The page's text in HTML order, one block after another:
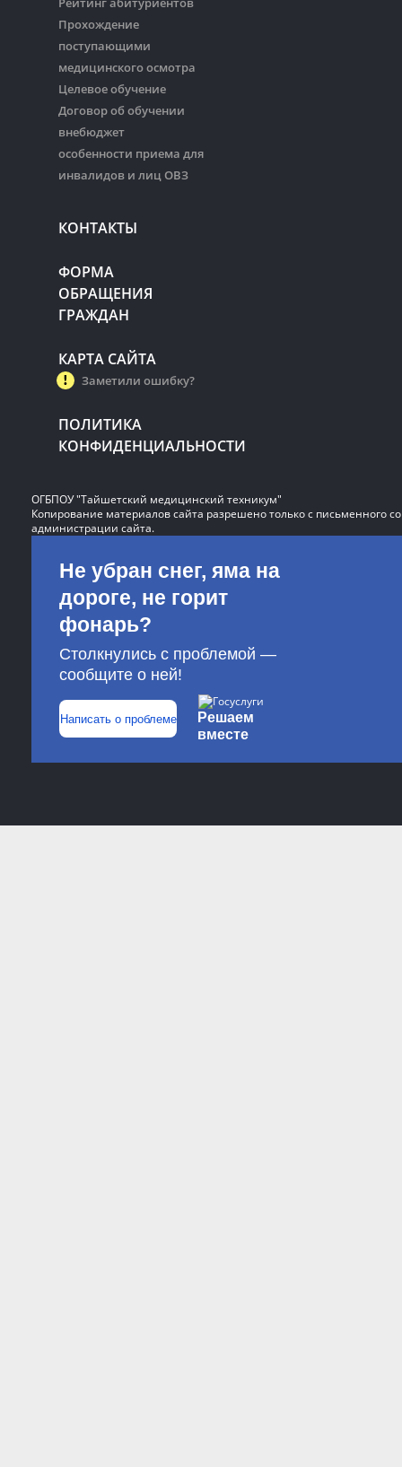
Прохождение
поступающими
медицинского осмотра
Целевое обучение
Договор об обучении
внебюджет
особенности приема для
инвалидов и лиц ОВЗ
КОНТАКТЫ
ФОРМА
ОБРАЩЕНИЯ
ГРАЖДАН
КАРТА САЙТА
Заметили ошибку?
ПОЛИТИКА
КОНФИДЕНЦИАЛЬНОСТИ
ОГБПОУ "Тайшетский медицинский техникум"
Копирование материалов сайта разрешено только с письменного
администрации сайта.
Не убран снег, яма на
дороге, не горит
фонарь?
Столкнулись с проблемой —
сообщите о ней!
Написать о проблеме
Решаем
вместе